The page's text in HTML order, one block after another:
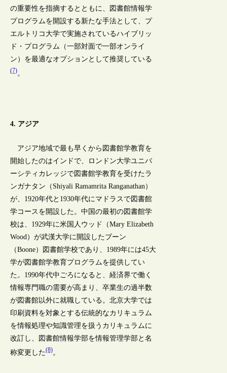
の重要性を指摘するとともに、図書館情報学
プログラムを開設する新たな手法として、プ
エルトリコ大学で実施されているハイブリッ
ド・プログラム（一部対面で一部オンライ
ン）を最適なオプションとして推奨している
(7)。
4. アジア
アジア地域で最も早くから図書館学教育を
開始したのはインドで、ロンドン大学ユニバ
ーシティカレッジで図書館学教育を受けたラ
ンガナタン（Shiyali Ramamrita Ranganathan）
が、1920年代と1930年代にマドラスで図書館
学コースを開設した。中国の最初の図書館学
校は、1929年に米国人ウッド（Mary Elizabeth
Wood）が武漢大学に開設したブーン
（Boone）図書館学校であり、1989年には45大
学が図書館学教育プログラムを提供してい
た。1990年代中ごろになると、経済界で働く
情報専門職の需要が高まり、卒業生の過半数
が図書館以外に就職している。北京大学では
印刷資料を対象とする伝統的なカリキュラム
を情報処理や知識管理を扱うカリキュラムに
改訂し、図書館情報学部を情報管理学部と名
称変更した(8)。